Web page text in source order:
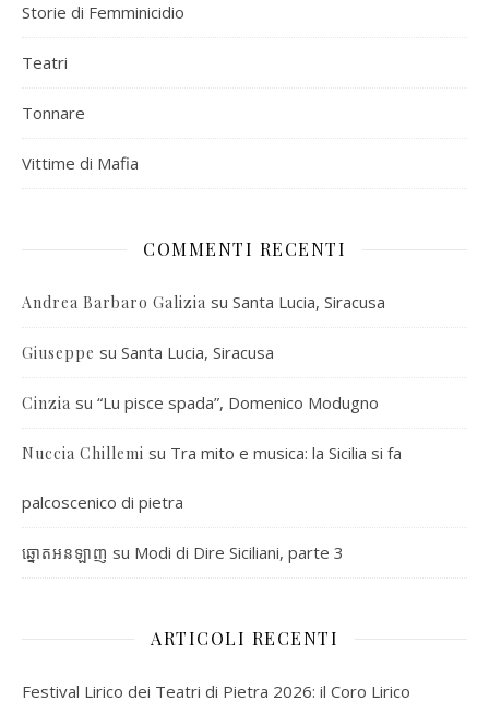
Storie di Femminicidio
Teatri
Tonnare
Vittime di Mafia
COMMENTI RECENTI
Andrea Barbaro Galizia su Santa Lucia, Siracusa
Giuseppe su Santa Lucia, Siracusa
Cinzia su “Lu pisce spada”, Domenico Modugno
Nuccia Chillemi su Tra mito e musica: la Sicilia si fa
palcoscenico di pietra
ឆ្នោតអនឡាញ su Modi di Dire Siciliani, parte 3
ARTICOLI RECENTI
Festival Lirico dei Teatri di Pietra 2026: il Coro Lirico